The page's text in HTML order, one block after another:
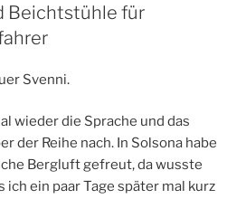
Beichtstühle für
Svenni.
wieder die Sprache und das
der Reihe nach. In Solsona habe
Bergluft gefreut, da wusste
ich ein paar Tage später mal kurz